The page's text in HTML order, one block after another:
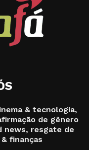
& tecnologia,
de gênero
news, resgate de
finanças